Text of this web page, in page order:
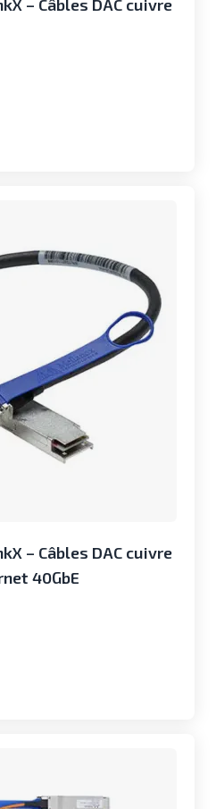
– Câbles DAC cuivre
– Câbles DAC cuivre
40GbE